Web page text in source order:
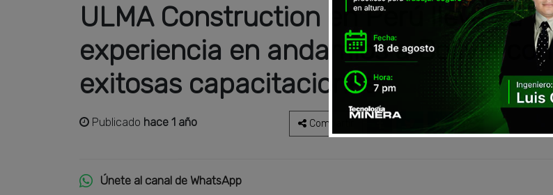
ULMA Construction en Perú lleva su
experiencia en andamios a Bolivia con
exitosas capacitaciones
Publicado hace 1 año Compartir
Únete al canal de WhatsApp